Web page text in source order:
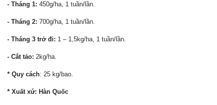
- Tháng 1: 450g/ha, 1 tuần/lần.
- Tháng 2: 700g/ha, 1 tuần/lần.
- Tháng 3 trở đi: 1 – 1,5kg/ha, 1 tuần/lần.
- Cắt tảo: 2kg/ha.
* Quy cách: 25 kg/bao.
* Xuất xứ: Hàn Quốc